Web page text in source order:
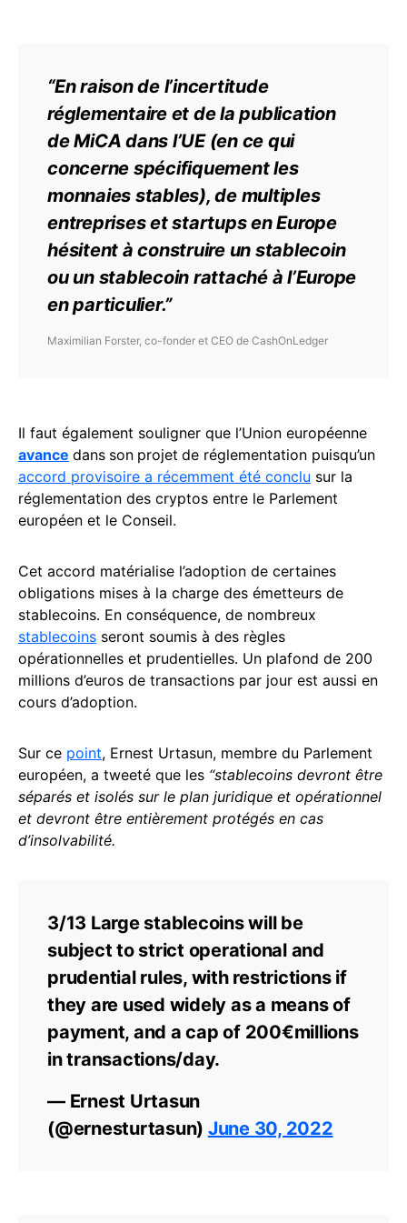
“En raison de l’incertitude
réglementaire et de la publication
deMiCA dans l’UE (en ce qui
concerne spécifiquement les
monnaies stables), de multiples
entreprises et startups en Europe
hésitent à construire un stablecoin
ou un stablecoin rattaché à l’Europe
en particulier.”
Maximilian Forster, co-fonder et CEO de CashOnLedger
Il faut également souligner que l’Union européenne
avance dans son projet de réglementation puisqu’un
accord provisoire a récemment été conclu sur la
réglementation des cryptos entre le Parlement
européen et le Conseil.
Cet accord matérialise l’adoption de certaines
obligations mises à la charge des émetteurs de
stablecoins. En conséquence, de nombreux
stablecoins seront soumis à des règles
opérationnelles et prudentielles. Un plafond de 200
millions d’euros de transactions par jour est aussi en
cours d’adoption.
Sur ce point, Ernest Urtasun, membre du Parlement
européen, a tweeté que les “stablecoins devront être
séparés et isolés sur le plan juridique et opérationnel
et devront être entièrement protégés en cas
d’insolvabilité.
3/13 Large stablecoins will be
subject to strict operational and
prudential rules, with restrictions if
they are used widely as a means of
payment, and a cap of 200€millions
in transactions/day.
— Ernest Urtasun
(@ernesturtasun) June 30, 2022